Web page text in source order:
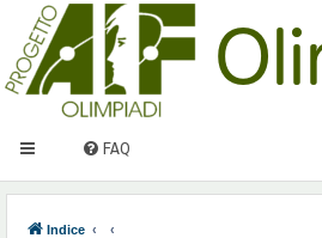
FAQ
Indice